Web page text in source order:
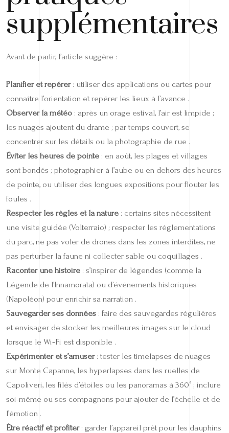
supplémentaires
Avant de partir, l’article suggère :
Planifier et repérer: utiliser des applications ou cartes pour
connaître l’orientation et repérer les lieux à l’avance .
Observer la météo : après un orage estival, l’air est limpide ;
les nuages ajoutent du drame ; par temps couvert, se
concentrer sur les détails ou la photographie de rue .
Éviter les heures de pointe : en août, les plages et villages
sont bondés ; photographier à l’aube ou en dehors des heures
de pointe, ou utiliser des longues expositions pour flouter les
foules .
Respecter les règles et la nature : certains sites nécessitent
une visite guidée (Volterraio) ; respecter les réglementations
du parc, ne pas voler de drones dans les zones interdites, ne
pas perturber la faune ni collecter sable ou coquillages .
Raconter une histoire : s’inspirer de légendes (comme la
Légende de l’Innamorata) ou d’événements historiques
(Napoléon) pour enrichir sa narration .
Sauvegarder ses données : faire des sauvegardes régulières
et envisager de stocker les meilleures images sur le cloud
lorsque le Wi‑Fi est disponible .
Expérimenter et s’amuser: tester les timelapses de nuages
sur Monte Capanne, les hyperlapses dans les ruelles de
Capoliveri, les filés d’étoiles ou les panoramas à 360° ; inclure
soi-même ou ses compagnons pour ajouter de l’échelle et de
l’émotion .
Être réactif et profiter: garder l’appareil prêt pour les dauphins